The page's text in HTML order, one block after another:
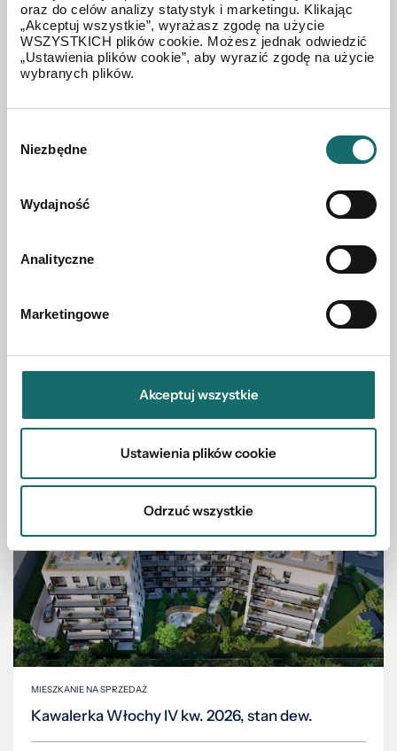
oraz do celów analizy statystyk i marketingu. Klikając
„Akceptuj wszystkie”, wyrażasz zgodę na użycie
WSZYSTKICH plików cookie. Możesz jednak odwiedzić
„Ustawienia plików cookie”, aby wyrazić zgodę na użycie
wybranych plików.
zgody
Niezbędne
Wydajność
Analityczne
Marketingowe
Akceptuj wszystkie
Ustawienia plików cookie
Odrzuć wszystkie
MIESZKANIE NA SPRZEDAŻ
Bemowo | ul. Szeligowska | 30.2 m² | piętro 2/6
MIESZKANIE NA SPRZEDAŻ
Kawalerka Włochy IV kw. 2026, stan dew.